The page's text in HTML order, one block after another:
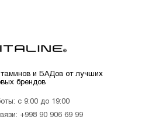
и БАДов от лучших
брендов
с 9:00 до 19:00
+998 90 906 69 99